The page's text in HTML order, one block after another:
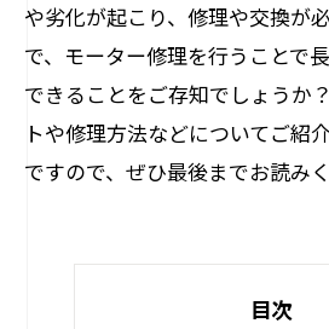
や劣化が起こり、修理や交換が
で、モーター修理を行うことで
できることをご存知でしょうか
トや修理方法などについてご紹
ですので、ぜひ最後までお読みく
目次